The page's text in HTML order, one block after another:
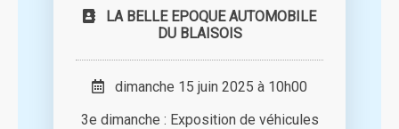
LA BELLE EPOQUE AUTOMOBILE
DU BLAISOIS
dimanche 15 juin 2025 à 10h00
3e dimanche : Exposition de véhicules